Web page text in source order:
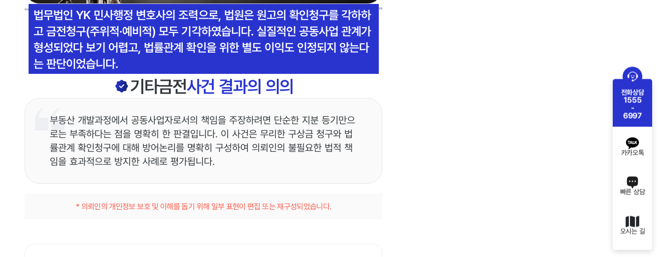
법무법인 YK 민사행정 변호사의 조력으로, 법원은 원고의 확인청구를 각하하
고 금전청구(주위적·예비적) 모두 기각하였습니다. 실질적인 공동사업 관계가
형성되었다 보기 어렵고, 법률관계 확인을 위한 별도 이익도 인정되지 않는다
는 판단이었습니다.
기타금전사건 결과의 의의
부동산 개발과정에서 공동사업자로서의 책임을 주장하려면 단순한 지분 등기만으
로는 부족하다는 점을 명확히 한 판결입니다. 이 사건은 무리한 구상금 청구와 법
률관계 확인청구에 대해 방어논리를 명확히 구성하여 의뢰인의 불필요한 법적 책
임을 효과적으로 방지한 사례로 평가됩니다.
* 의뢰인의 개인정보 보호 및 이해를 돕기 위해 일부 표현이 편집 또는 재구성되었습니다.
전화상담
1555
-
6997
카카오톡
빠른 상담
오시는 길